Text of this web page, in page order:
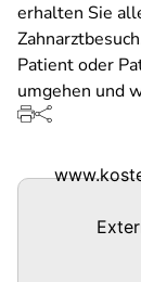
erhalten Sie
Patient oder
umgehen und